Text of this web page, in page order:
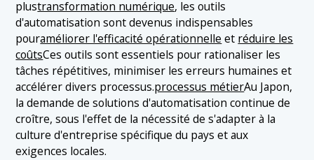
plustransformation numérique, les outils
d'automatisation sont devenus indispensables
pouraméliorer l'efficacité opérationnelle et réduire les
coûtsCes outils sont essentiels pour rationaliser les
tâches répétitives, minimiser les erreurs humaines et
accélérer divers processus.processus métierAu Japon,
la demande de solutions d'automatisation continue de
croître, sous l'effet de la nécessité de s'adapter à la
culture d'entreprise spécifique du pays et aux
exigences locales.